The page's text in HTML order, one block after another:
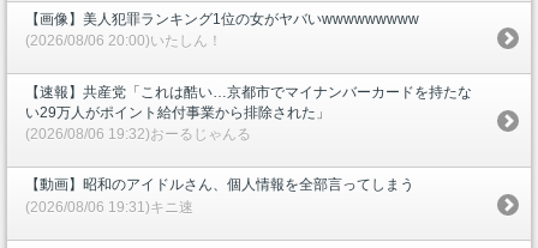
【画像】美人犯罪ランキング1位の女がヤバいwwwwwwwww
(2026/08/06 20:00)いたしん！
【速報】共産党「これは酷い…京都市でマイナンバーカードを持たな
い29万人がポイント給付事業から排除された」
(2026/08/06 19:32)おーるじゃんる
【動画】昭和のアイドルさん、個人情報を全部言ってしまう
(2026/08/06 19:31)キニ速